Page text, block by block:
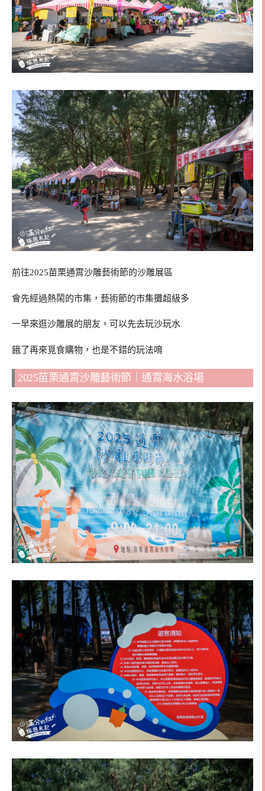
前往2025苗栗通霄沙雕藝術節的沙雕展區
會先經過熱鬧的市集，藝術節的市集攤超級多
一早來逛沙雕展的朋友，可以先去玩沙玩水
餓了再來覓食購物，也是不錯的玩法唷
2025苗栗通霄沙雕藝術節｜通霄海水浴場